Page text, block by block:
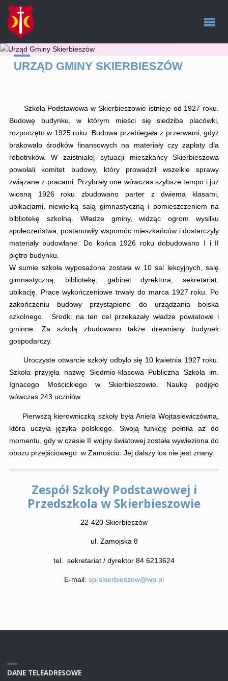
URZĄD GMINY SKIERBIESZÓW
Szkoła Podstawowa w Skierbieszowie istnieje od 1927 roku.
Budowę budynku, w którym mieści się siedziba placówki,
rozpoczęto w 1925 roku. Budowa przebiegała z przerwami, gdyż
brakowało środków finansowych na materiały czy zapłaty dla
robotników. W zaistniałej sytuacji mieszkańcy Skierbieszowa
powołali komitet budowy, który prowadził wszelkie sprawy
związane z pracami. Przybrały one wówczas szybsze tempo i już
wiosną 1926 roku zbudowano parter z dwiema klasami,
ubikacjami, niewielką salą gimnastyczną i pomieszczeniem na
bibliotekę szkolną. Władze gminy, widząc ogrom wysiłku
społeczeństwa, postanowiły wspomóc mieszkańców i dostarczyły
materiały budowlane. Do końca 1926 roku dobudowano I i II
piętro budynku.
W sumie szkoła wyposażona została w 10 sal lekcyjnych, salę
gimnastyczną, bibliotekę, gabinet dyrektora, sekretariat,
ubikację. Prace wykończeniowe trwały do marca 1927 roku. Po
zakończeniu budowy przystąpiono do urządzania boiska
szkolnego. Środki na ten cel przekazały władze powiatowe i
gminne. Za szkołą zbudowano także drewniany budynek
gospodarczy.
Uroczyste otwarcie szkoły odbyło się 10 kwietnia 1927 roku.
Szkoła przyjęła nazwę Siedmio-klasowa Publiczna Szkoła im.
Ignacego Mościckiego w Skierbieszowie. Naukę podjęło
wówczas 243 uczniów.
Pierwszą kierowniczką szkoły była Aniela Wojtasiewiczówna,
która uczyła języka polskiego. Swoją funkcję pełniła aż do
momentu, gdy w czasie II wojny światowej została wywieziona do
obozu przejściowego w Zamościu. Jej dalszy los nie jest znany.
Zespół Szkoły Podstawowej i
Przedszkola w Skierbieszowie
22-420 Skierbieszów
ul. Zamojska 8
tel. sekretariat / dyrektor 84 6213624
E-mail: sp-skierbieszow@wp.pl
DANE TELEADRESOWE